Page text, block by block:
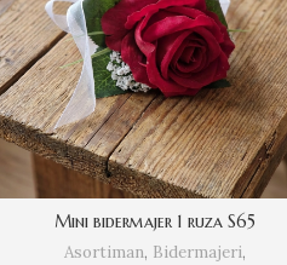
Mini bidermajer 1 ruza S65
Asortiman, Bidermajeri,